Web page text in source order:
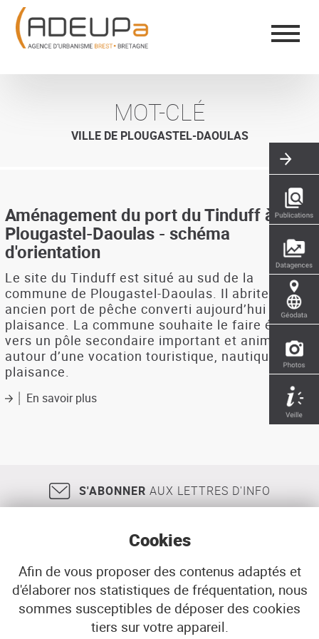
Aller
contenu
principal
MOT-CLÉ
VILLE DE PLOUGASTEL-DAOULAS
Aménagement du port du Tinduff à
Plougastel-Daoulas - schéma
d'orientation
Le site du Tinduff est situé au sud de la
commune de Plougastel-Daoulas. Il abrite un
ancien port de pêche converti aujourd’hui à la
plaisance. La commune souhaite le faire évoluer
vers un pôle secondaire important et animé,
autour d’une vocation touristique, nautique et de
plaisance.
En savoir plussur
à
Plougastel-
Daoulas
schéma
S'ABONNER AUX LETTRES D'INFO
18, rue Jean Jaurès 29200 BREST
02 98 33 51 71
CONTACT
Panneau de gestion des cookies
Cookies
Afin de vous proposer des contenus adaptés et
d'élaborer nos statistiques de fréquentation, nous
sommes susceptibles de déposer des cookies
tiers sur votre appareil.